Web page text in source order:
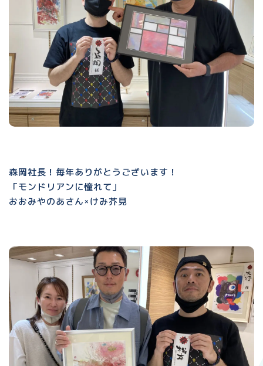
森岡社長！毎年ありがとうございます！
「モンドリアンに憧れて」
おおみやのあさん×けみ芥見